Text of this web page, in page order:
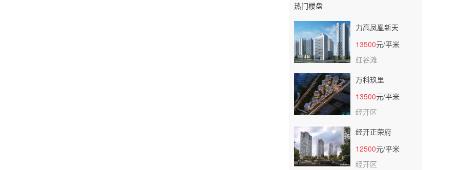
热门楼盘
力高凤凰新天
13500元/平米
红谷滩
万科玖里
13500元/平米
经开区
经开正荣府
12500元/平米
经开区